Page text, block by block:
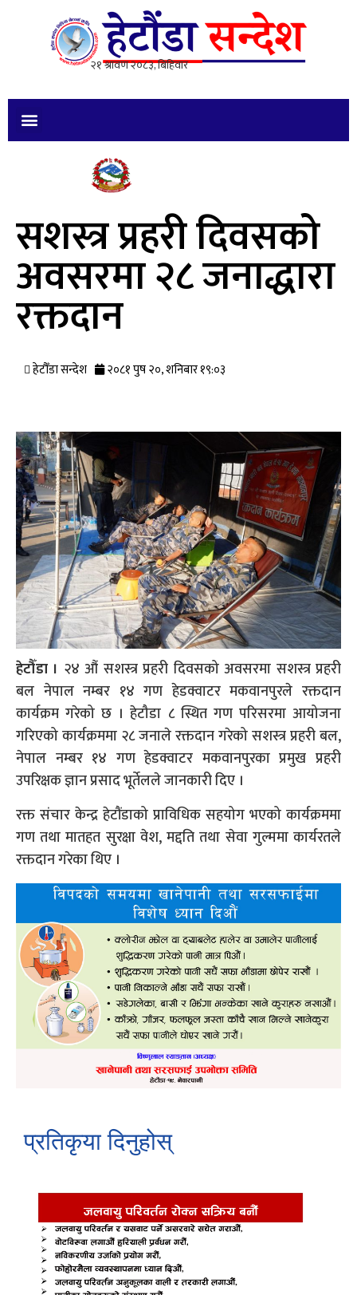
सशस्त्र प्रहरी दिवसको
अवसरमा २८ जनाद्धारा
रक्तदान
हेटौँडा सन्देश २०८१ पुष २०, शनिबार १९:०३
हेटौँडा । २४ औं सशस्त्र प्रहरी दिवसको अवसरमा सशस्त्र प्रहरी
बल नेपाल नम्बर १४ गण हेडक्वाटर मकवानपुरले रक्तदान
कार्यक्रम गरेको छ । हेटौडा ८ स्थित गण परिसरमा आयोजना
गरिएको कार्यक्रममा २८ जनाले रक्तदान गरेको सशस्त्र प्रहरी बल,
नेपाल नम्बर १४ गण हेडक्वाटर मकवानपुरका प्रमुख प्रहरी
उपरिक्षक ज्ञान प्रसाद भूर्तेलले जानकारी दिए ।
रक्त संचार केन्द्र हेटौंडाको प्राविधिक सहयोग भएको कार्यक्रममा
गण तथा मातहत सुरक्षा वेश, मद्दति तथा सेवा गुल्ममा कार्यरतले
रक्तदान गरेका थिए ।
प्रतिकृया दिनुहोस्